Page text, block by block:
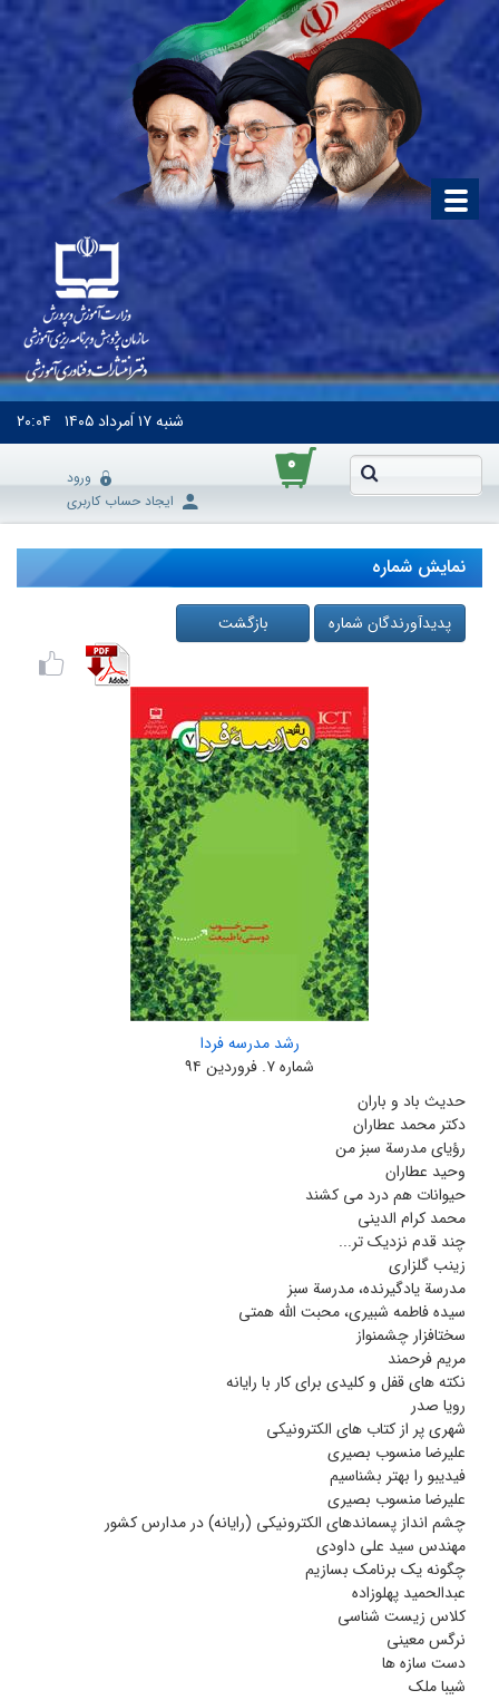
شنبه۱۷ اَمرداد ۱۴۰۵ ۲۰:۰۴
۰
ورود
ایجاد حساب کاربری
نمایش شماره
پدیدآورندگان شماره بازگشت
رشد مدرسه‌ فردا
شماره ۷. فروردین ۹۴
حدیث باد و باران
دکتر محمد عطاران
رؤیای مدرسة سبز من
وحید عطاران
حیوانات هم درد می کشند
محمد کرام الدینی
چند قدم نزدیک تر...
زینب گلزاری
مدرسة یادگیرنده، مدرسة سبز
سیده فاطمه شبیری، محبت الله همتی
سختافزار چشمنواز
مریم فرحمند
نکته های قفل و کلیدی برای کار با رایانه
رویا صدر
شهری پر از کتاب های الکترونیکی
علیرضا منسوب بصیری
فیدیبو را بهتر بشناسیم
علیرضا منسوب بصیری
چشم انداز پسماندهای الکترونیکی (رایانه) در مدارس کشور
مهندس سید علی داودی
چگونه یک برنامک بسازیم
عبدالحمید پهلوزاده
کلاس زیست شناسی
نرگس معینی
دست سازه ها
شیبا ملک